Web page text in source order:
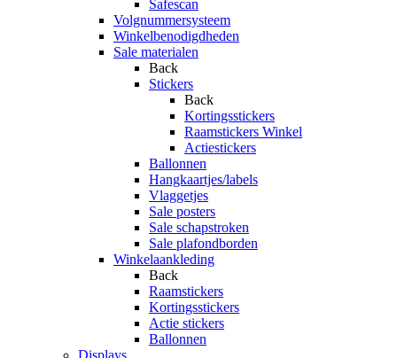
Safescan
Volgnummersysteem
Winkelbenodigdheden
Sale materialen
Back
Stickers
Back
Kortingsstickers
Raamstickers Winkel
Actiestickers
Ballonnen
Hangkaartjes/labels
Vlaggetjes
Sale posters
Sale schapstroken
Sale plafondborden
Winkelaankleding
Back
Raamstickers
Kortingsstickers
Actie stickers
Ballonnen
Displays